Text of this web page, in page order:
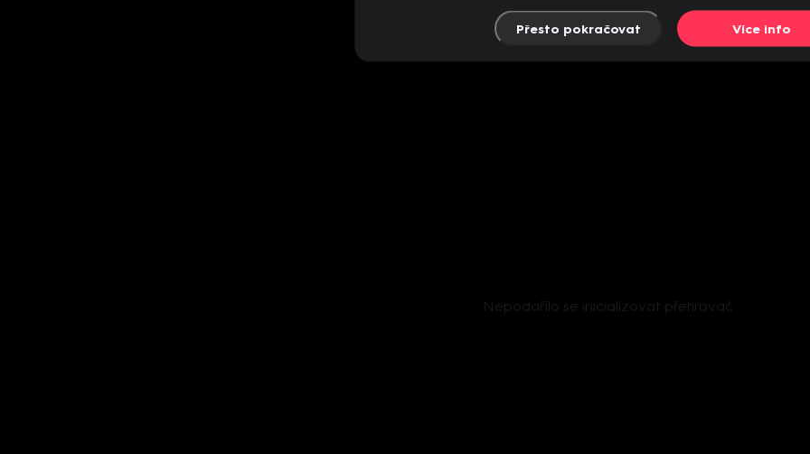
Nepodařilo se inicializovat přehrávač
Přesto pokračovat Více info